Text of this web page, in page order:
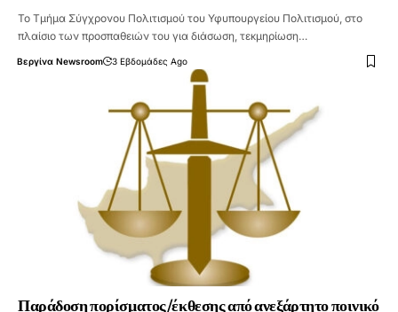
Το Τμήμα Σύγχρονου Πολιτισμού του Υφυπουργείου Πολιτισμού, στο
πλαίσιο των προσπαθειών του για διάσωση, τεκμηρίωση…
Βεργίνα Newsroom 3 Εβδομάδες Ago
Παράδοση πορίσματος/έκθεσης από ανεξάρτητο ποινικό